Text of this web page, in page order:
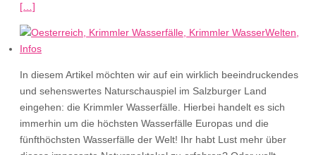
[…]
In diesem Artikel möchten wir auf ein wirklich beeindruckendes
und sehenswertes Naturschauspiel im Salzburger Land
eingehen: die Krimmler Wasserfälle. Hierbei handelt es sich
immerhin um die höchsten Wasserfälle Europas und die
fünfthöchsten Wasserfälle der Welt! Ihr habt Lust mehr über